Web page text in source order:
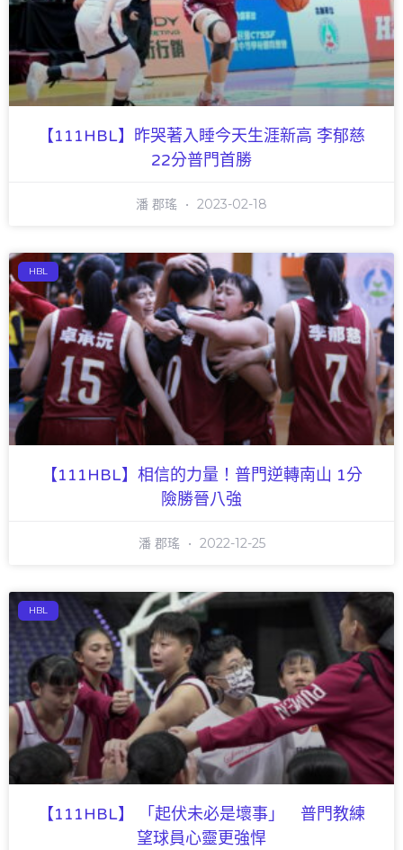
【111HBL】昨哭著入睡今天生涯新高 李郁慈
22分普門首勝
潘 郡瑤 2023-02-18
HBL
【111HBL】相信的力量！普門逆轉南山 1分
險勝晉八強
潘 郡瑤 2022-12-25
HBL
【111HBL】 「起伏未必是壞事」 普門教練
望球員心靈更強悍